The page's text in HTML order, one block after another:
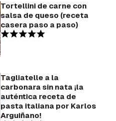
Tortellini de carne con
salsa de queso (receta
casera paso a paso)
Tagliatelle a la
carbonara sin nata ¡la
auténtica receta de
pasta italiana por Karlos
Arguiñano!